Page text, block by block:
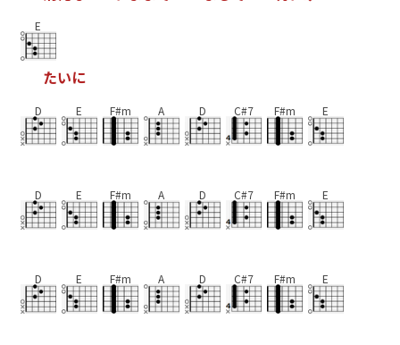
E
たいに
D E F#m A D C#7 F#m E
D E F#m A D C#7 F#m E
D E F#m A D C#7 F#m E